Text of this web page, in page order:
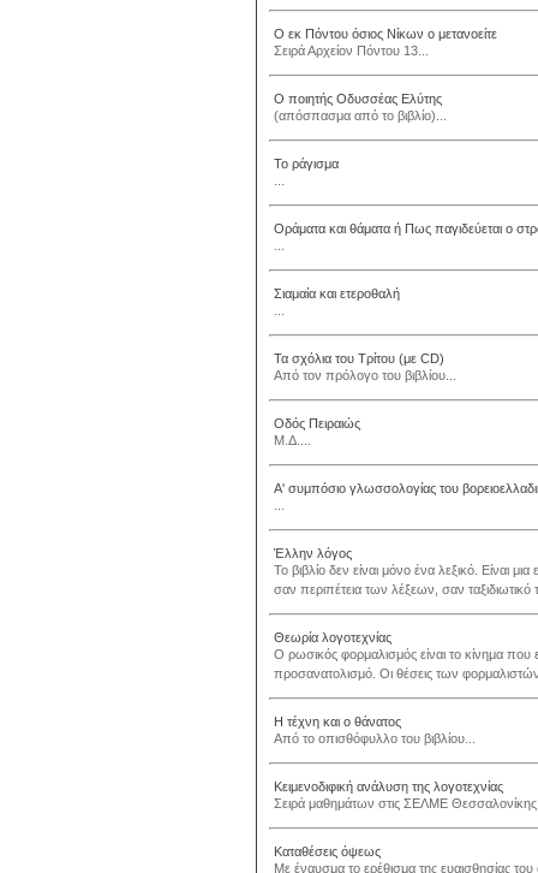
Ο εκ Πόντου όσιος Νίκων ο μετανοείτε
Σειρά Αρχείον Πόντου 13...
Ο ποιητής Οδυσσέας Ελύτης
(απόσπασμα από το βιβλίο)...
Το ράγισμα
Οράματα και θάματα ή Πως παγιδεύεται ο
Σιαμαία και ετεροθαλή
Τα σχόλια του Τρίτου (με CD)
Από τον πρόλογο του βιβλίου...
Οδός Πειραιώς
Μ.Δ....
Α' συμπόσιο γλωσσολογίας του
Έλλην λόγος
Το βιβλίο δεν είναι μόνο ένα λεξικό. Είναι
σαν περιπέτεια των λέξεων, σαν
Θεωρία λογοτεχνίας
Ο ρωσικός φορμαλισμός είναι το κίνημα που
προσανατολισμό. Οι θέσεις των
Η τέχνη και ο θάνατος
Από το οπισθόφυλλο του βιβλίου...
Κειμενοδιφική ανάλυση της λογοτεχνίας
Σειρά μαθημάτων στις ΣΕΛΜΕ
Καταθέσεις όψεως
Με έναυσμα το ερέθισμα της ευαισθησίας